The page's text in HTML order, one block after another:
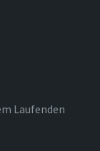
Laufenden